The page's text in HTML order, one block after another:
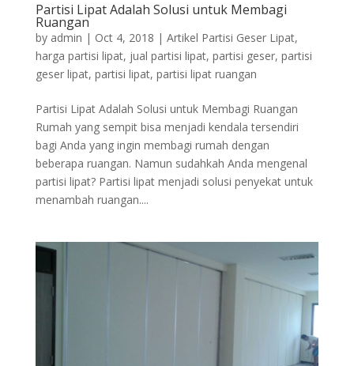
Partisi Lipat Adalah Solusi untuk Membagi
Ruangan
by admin | Oct 4, 2018 | Artikel Partisi Geser Lipat,
harga partisi lipat, jual partisi lipat, partisi geser, partisi
geser lipat, partisi lipat, partisi lipat ruangan
Partisi Lipat Adalah Solusi untuk Membagi Ruangan
Rumah yang sempit bisa menjadi kendala tersendiri
bagi Anda yang ingin membagi rumah dengan
beberapa ruangan. Namun sudahkah Anda mengenal
partisi lipat? Partisi lipat menjadi solusi penyekat untuk
menambah ruangan....